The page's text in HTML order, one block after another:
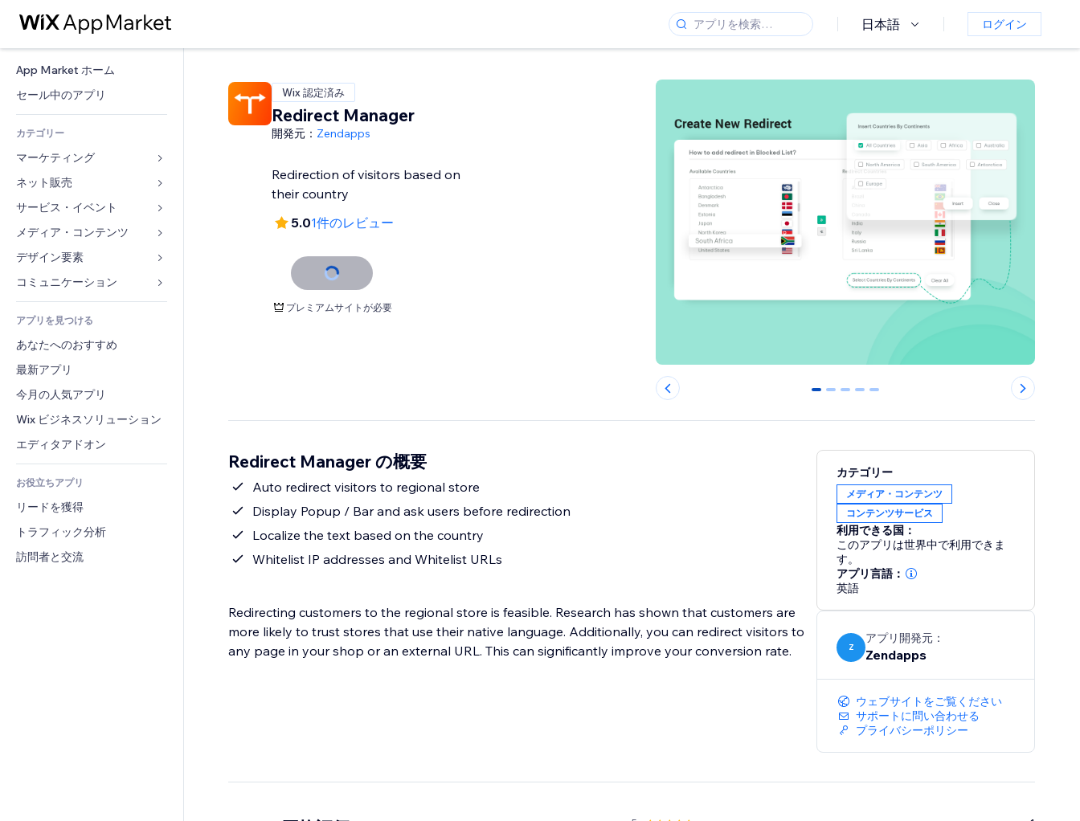
日本語 ログイン
App Market ホーム
セール中のアプリ
カテゴリー
マーケティング
広告
モバイル
アクセス解析
リスティング広告
メール
コンバージョン
ネット販売
ストア用アプリ
発送・配達
販売ボタン
会計
クーポン・特典
倉庫管理ソリューション
ドロップシッピング
食品・飲料
サービス・イベント
ホテル
イベント
レストラン
不動産
ブッキング
メディア・コンテンツ
ギャラリー
音楽
ポッドキャスト
写真
動画
PDF
ファイル共有
ニュース
デザイン要素
マップ・ナビ
プライバシー・セキュリティ
時計
ページテンプレート
画像効果
ボタン・メニュー
バナー・バッジ
電卓
検索
天気
チャート・テーブル
フォーム
ブログ
投票
チャット
コメント
電話
コミュニティィ
レビュー・お客さまの声
CRM
アプリを見つける
あなたへのおすすめ
最新アプリ
今月の人気アプリ
Wix ビジネスソリューション
エディタアドオン
お役立ちアプリ
リードを獲得
トラフィック分析
訪問者と交流
Wix 認定済み
Redirect Manager
開発元： Zendapps
Redirection of visitors based on
their country
5.01件のレビュー
プレミアムサイトが必要
0 1 2 3 4
Redirect Manager の概要
Auto redirect visitors to regional store
Display Popup / Bar and ask users before redirection
Localize the text based on the country
Whitelist IP addresses and Whitelist URLs
Redirecting customers to the regional store is feasible. Research has shown that customers are
more likely to trust stores that use their native language. Additionally, you can redirect visitors to
any page in your shop or an external URL. This can significantly improve your conversion rate.
カテゴリー
メディア・コンテンツ
コンテンツサービス
利用できる国：
このアプリは世界中で利用できま
す。
アプリ言語：
英語
Z
アプリ開発元：
Zendapps
ウェブサイトをご覧ください
サポートに問い合わせる
プライバシーポリシー